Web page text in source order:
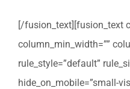
[/fusion_text][fusion_text
column_min_width=””
rule_style=”default”
hide_on_mobile=”small-